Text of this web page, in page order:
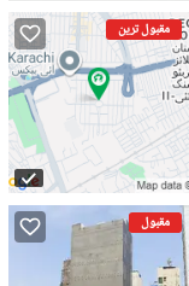
مقبول ترین
مقبول